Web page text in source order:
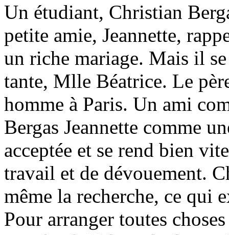
Un étudiant, Christian
petite amie, Jeannette,
un riche mariage. Mais il
tante, Mlle Béatrice. Le
homme à Paris. Un ami
Bergas Jeannette comme
acceptée et se rend bien
travail et de dévouement.
même la recherche, ce qui
Pour arranger toutes